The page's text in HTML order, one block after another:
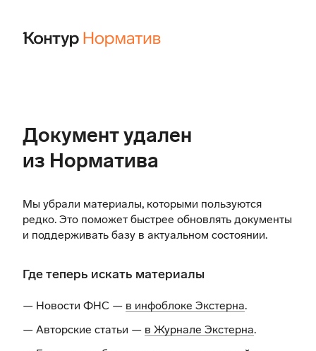
Документ удален
из Норматива
Мы убрали материалы, которыми пользуются
редко. Это поможет быстрее обновлять документы
и поддерживать базу в актуальном состоянии.
Где теперь искать материалы
— Новости ФНС — в инфоблоке Экстерна.
— Авторские статьи — в Журнале Экстерна.